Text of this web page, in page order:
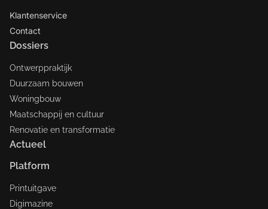
Klantenservice
Contact
Dossiers
Ontwerppraktijk
Duurzaam bouwen
Woningbouw
Maatschappij en cultuur
Renovatie en transformatie
Actueel
Platform
Printuitgave
Digimazine